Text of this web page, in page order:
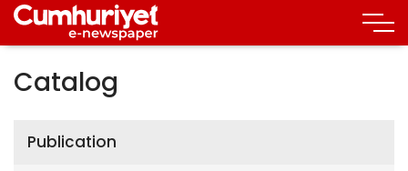
Catalog
Publication